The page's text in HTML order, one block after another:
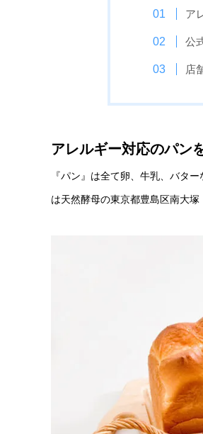
ア
公
店
アレルギー対応のパン
『パン』は全て卵、牛乳、バタ
は天然酵母の東京都豊島区南大塚